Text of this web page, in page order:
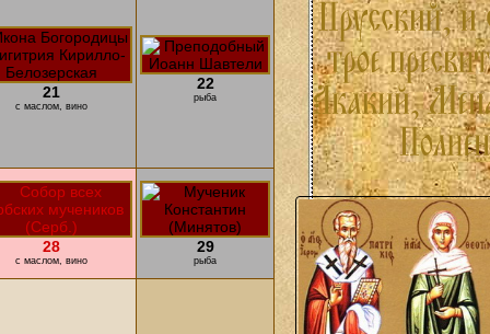
21
с маслом, вино
22
рыба
28
с маслом, вино
29
рыба